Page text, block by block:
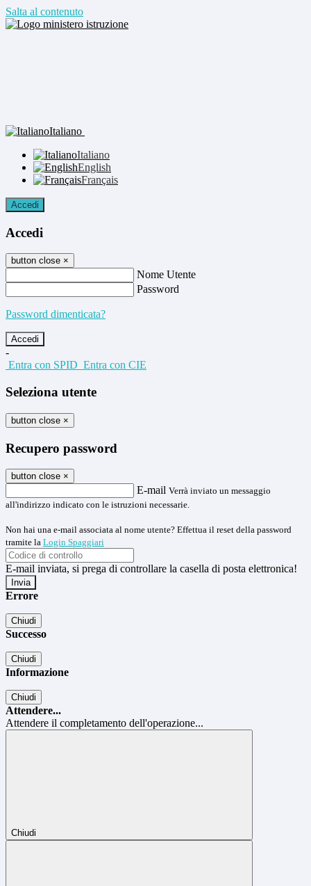
Salta al contenuto
Italiano
Italiano
English
Français
Accedi
Accedi
button close ×
Nome Utente
Password
Password dimenticata?
-
Entra con SPID Entra con CIE
Seleziona utente
button close ×
Recupero password
button close ×
E-mail Verrà inviato un messaggio
all'indirizzo indicato con le istruzioni necessarie.
Non hai una e-mail associata al nome utente? Effettua il reset della password
tramite la Login Spaggiari
E-mail inviata, si prega di controllare la casella di posta elettronica!
Errore
Chiudi
Successo
Chiudi
Informazione
Chiudi
Attendere...
Attendere il completamento dell'operazione...
Chiudi